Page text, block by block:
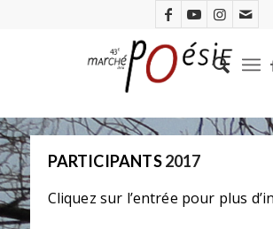
PARTICIPANTS2017
Cliquez sur l’entrée pour plus